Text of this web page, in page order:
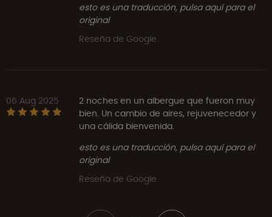
esto es una traducción, pulsa aquí para el
original
Reseña de Google
06 Aug 2025
2 noches en un albergue que fueron muy
bien. Un cambio de aires, rejuvenecedor y
una cálida bienvenida.
esto es una traducción, pulsa aquí para el
original
Reseña de Google